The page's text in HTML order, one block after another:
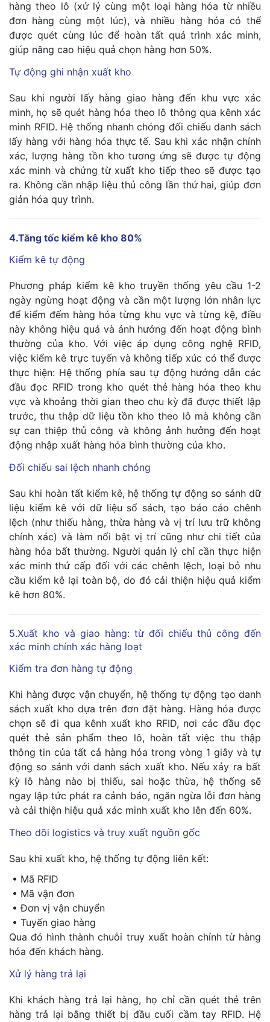
hàng theo lô (xử lý cùng một loại hàng hóa từ nhiều
đơn hàng cùng một lúc), và nhiều hàng hóa có thể
được quét cùng lúc để hoàn tất quá trình xác minh,
giúp nâng cao hiệu quả chọn hàng hơn 50%.
Tự động ghi nhận xuất kho
Sau khi người lấy hàng giao hàng đến khu vực xác
minh, họ sẽ quét hàng hóa theo lô thông qua kênh xác
minh RFID. Hệ thống nhanh chóng đối chiếu danh sách
lấy hàng với hàng hóa thực tế. Sau khi xác nhận chính
xác, lượng hàng tồn kho tương ứng sẽ được tự động
xác minh và chứng từ xuất kho tiếp theo sẽ được tạo
ra. Không cần nhập liệu thủ công lần thứ hai, giúp đơn
giản hóa quy trình.
4.Tăng tốc kiểm kê kho 80%
Kiểm kê tự động
Phương pháp kiểm kê kho truyền thống yêu cầu 1-2
ngày ngừng hoạt động và cần một lượng lớn nhân lực
để kiểm đếm hàng hóa từng khu vực và từng kệ, điều
này không hiệu quả và ảnh hưởng đến hoạt động bình
thường của kho. Với việc áp dụng công nghệ RFID,
việc kiểm kê trực tuyến và không tiếp xúc có thể được
thực hiện: Hệ thống phía sau tự động hướng dẫn các
đầu đọc RFID trong kho quét thẻ hàng hóa theo khu
vực và khoảng thời gian theo chu kỳ đã được thiết lập
trước, thu thập dữ liệu tồn kho theo lô mà không cần
sự can thiệp thủ công và không ảnh hưởng đến hoạt
động nhập xuất hàng hóa bình thường của kho.
Đối chiếu sai lệch nhanh chóng
Sau khi hoàn tất kiểm kê, hệ thống tự động so sánh dữ
liệu kiểm kê với dữ liệu sổ sách, tạo báo cáo chênh
lệch (như thiếu hàng, thừa hàng và vị trí lưu trữ không
chính xác) và làm nổi bật vị trí cũng như chi tiết của
hàng hóa bất thường. Người quản lý chỉ cần thực hiện
xác minh thứ cấp đối với các chênh lệch, loại bỏ nhu
cầu kiểm kê lại toàn bộ, do đó cải thiện hiệu quả kiểm
kê hơn 80%.
5.Xuất kho và giao hàng: từ đối chiếu thủ công đến
xác minh chính xác hàng loạt
Kiểm tra đơn hàng tự động
Khi hàng được vận chuyển, hệ thống tự động tạo danh
sách xuất kho dựa trên đơn đặt hàng. Hàng hóa được
chọn sẽ đi qua kênh xuất kho RFID, nơi các đầu đọc
quét thẻ sản phẩm theo lô, hoàn tất việc thu thập
thông tin của tất cả hàng hóa trong vòng 1 giây và tự
động so sánh với danh sách xuất kho. Nếu xảy ra bất
kỳ lô hàng nào bị thiếu, sai hoặc thừa, hệ thống sẽ
ngay lập tức phát ra cảnh báo, ngăn ngừa lỗi đơn hàng
và cải thiện hiệu quả xác minh xuất kho lên đến 60%.
Theo dõi logistics và truy xuất nguồn gốc
Sau khi xuất kho, hệ thống tự động liên kết:
• Mã RFID
• Mã vận đơn
• Đơn vị vận chuyển
• Tuyến giao hàng
Qua đó hình thành chuỗi truy xuất hoàn chỉnh từ hàng
hóa đến khách hàng.
Xử lý hàng trả lại
Khi khách hàng trả lại hàng, họ chỉ cần quét thẻ trên
hàng trả lại bằng thiết bị đầu cuối cầm tay RFID. Hệ